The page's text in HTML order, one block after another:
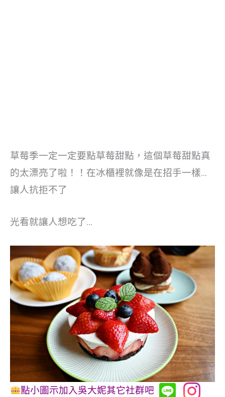
草莓季一定一定要點草莓甜點，這個草莓甜點真
的太漂亮了啦！！在冰櫃裡就像是在招手一樣…
讓人抗拒不了
光看就讓人想吃了…
點小圖示加入吳大妮其它社群吧